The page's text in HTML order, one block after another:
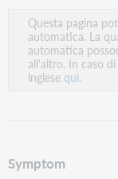
come
PDF
Questa pagina
automatica. La
automatica
all'altro. In caso
inglesequi.
Symptom